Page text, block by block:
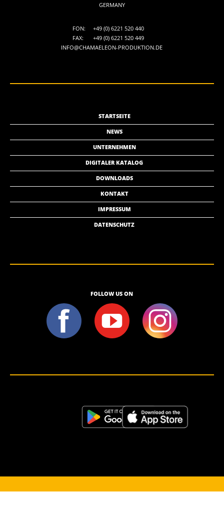
GERMANY
FON:
+49 (0) 6221 520 440
FAX:
+49 (0) 6221 520 449
INFO@CHAMAELEON-PRODUKTION.DE
STARTSEITE
NEWS
UNTERNEHMEN
DIGITALER KATALOG
DOWNLOADS
KONTAKT
IMPRESSUM
DATENSCHUTZ
FOLLOW US ON